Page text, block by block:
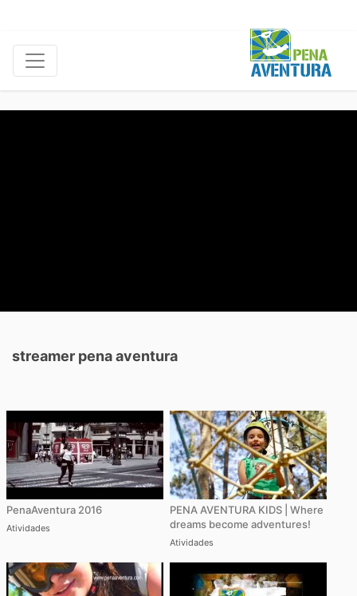
streamer pena aventura
PenaAventura 2016
Atividades
PENA AVENTURA KIDS | Where
dreams become adventures!
Atividades